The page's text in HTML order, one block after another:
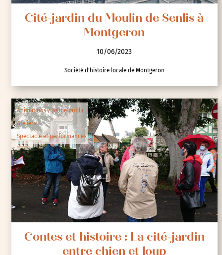
Cité-jardin du Moulin de Senlis à
Montgeron
10/06/2023
Société d'histoire locale de Montgeron
Animations / Jeune public
Ateliers
Spectacle et performances
Contes et histoire : La cité-jardin
entre chien et loup